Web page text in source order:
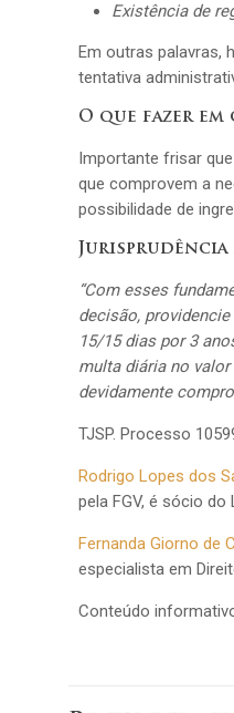
Existência de
Em outras palavras,
tentativa
O que fazer
Importante frisar
que comprovem a
possibilidade de
Jurisprudência
“Com esses
decisão,
15/15 dias por 3
multa diária no
devidamente
TJSP. Processo
Rodrigo Lopes dos
pela FGV, é sócio
Fernanda Giorno de
especialista em
Conteúdo